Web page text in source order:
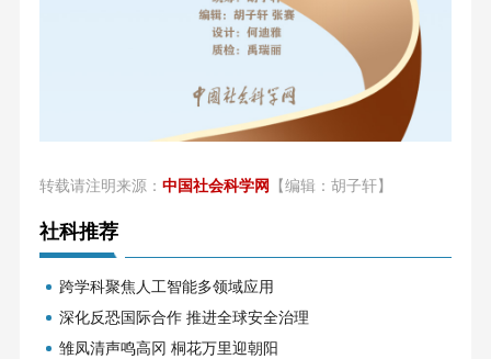
转载请注明来源： 中国社会科学网 【编辑：胡子轩】
社科推荐
跨学科聚焦人工智能多领域应用
深化反恐国际合作 推进全球安全治理
雏凤清声鸣高冈 桐花万里迎朝阳